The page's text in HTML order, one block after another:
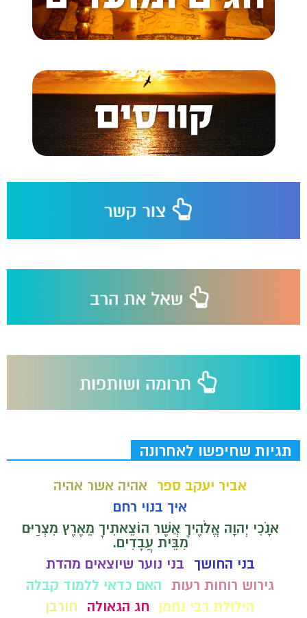
תגיות שחיפשו לאחרונה
אביר יעקב ספר
אהיה אשר אהיה
איך בנוי רחם
אָנֹכִי יְהוָה אֱלֹהֶיךָ אֲשֶׁר הוֹצֵאתִיךָ מֵאֶרֶץ מִצְרַיִם
מִבֵּית עֲבָדִים.
בני החושך
בני נוער שיוצאים מהדת
גירוש רוחות רעות האם כדאי ללמוד קבלה
הילולת רבי נחמן
חג הגאולה
חורבן